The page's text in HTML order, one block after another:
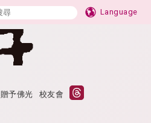
Language
贈予佛光 校友會